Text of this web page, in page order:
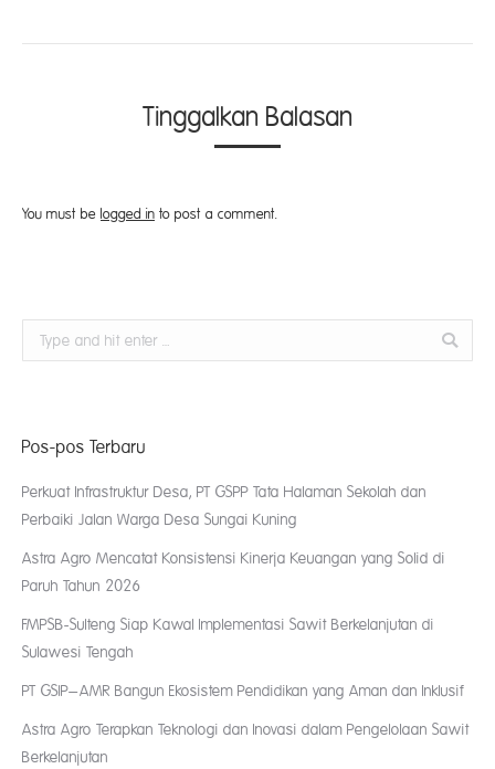
Tinggalkan Balasan
You must be logged in to post a comment.
Search:
Pos-pos Terbaru
Perkuat Infrastruktur Desa, PT GSPP Tata Halaman Sekolah dan
Perbaiki Jalan Warga Desa Sungai Kuning
Astra Agro Mencatat Konsistensi Kinerja Keuangan yang Solid di
Paruh Tahun 2026
FMPSB-Sulteng Siap Kawal Implementasi Sawit Berkelanjutan di
Sulawesi Tengah
PT GSIP–AMR Bangun Ekosistem Pendidikan yang Aman dan Inklusif
Astra Agro Terapkan Teknologi dan Inovasi dalam Pengelolaan Sawit
Berkelanjutan